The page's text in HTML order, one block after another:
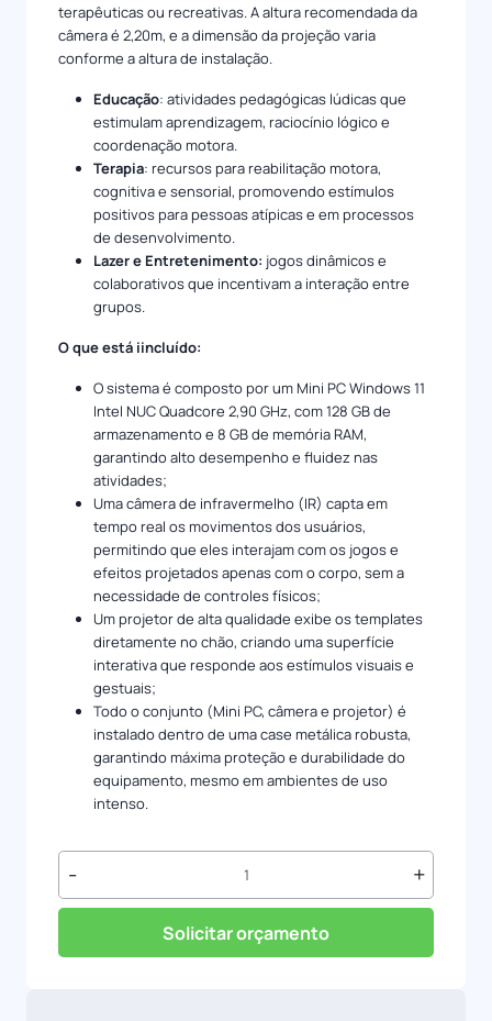
terapêuticas ou recreativas. A altura recomendada da
câmera é 2,20m, e a dimensão da projeção varia
conforme a altura de instalação.
Educação: atividades pedagógicas lúdicas que
estimulam aprendizagem, raciocínio lógico e
coordenação motora.
Terapia: recursos para reabilitação motora,
cognitiva e sensorial, promovendo estímulos
positivos para pessoas atípicas e em processos
de desenvolvimento.
Lazer e Entretenimento: jogos dinâmicos e
colaborativos que incentivam a interação entre
grupos.
O que está iincluído:
O sistema é composto por um Mini PC Windows 11
Intel NUC Quadcore 2,90 GHz, com 128 GB de
armazenamento e 8 GB de memória RAM,
garantindo alto desempenho e fluidez nas
atividades;
Uma câmera de infravermelho (IR) capta em
tempo real os movimentos dos usuários,
permitindo que eles interajam com os jogos e
efeitos projetados apenas com o corpo, sem a
necessidade de controles físicos;
Um projetor de alta qualidade exibe os templates
diretamente no chão, criando uma superfície
interativa que responde aos estímulos visuais e
gestuais;
Todo o conjunto (Mini PC, câmera e projetor) é
instalado dentro de uma case metálica robusta,
garantindo máxima proteção e durabilidade do
equipamento, mesmo em ambientes de uso
intenso.
Piso
Interativo
quantidade
- +
Solicitar orçamento